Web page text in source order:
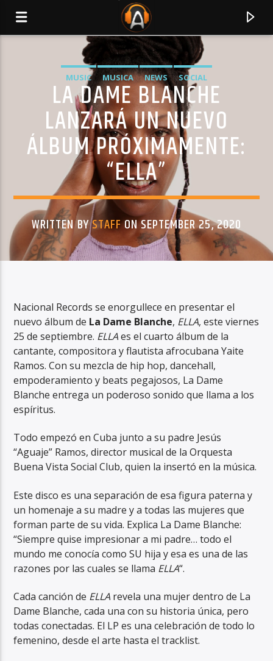
CURRENT TRACK
TITLE
ARTIST
RadioAlternativo Live
MUSIC MUSICA NEWS SOCIAL
LA DAME BLANCHE
LANZARÁ UN NUEVO
ÁLBUM PRÓXIMAMENTE:
“ELLA”
WRITTEN BYSTAFFON SEPTEMBER 25, 2020
Nacional Records se enorgullece en presentar el
nuevo álbum de La Dame Blanche, ELLA, este viernes
25 de septiembre. ELLAes el cuarto álbum de la
cantante, compositora y flautista afrocubana Yaite
Ramos. Con su mezcla de hip hop, dancehall,
empoderamiento y beats pegajosos, La Dame
Blanche entrega un poderoso sonido que llama a los
espíritus.
Todo empezó en Cuba junto a su padre Jesús
“Aguaje” Ramos, director musical de la Orquesta
Buena Vista Social Club, quien la insertó en la música.
Este disco es una separación de esa figura paterna y
un homenaje a su madre y a todas las mujeres que
forman parte de su vida. Explica La Dame Blanche:
“Siempre quise impresionar a mi padre… todo el
mundo me conocía como SU hija y esa es una de las
razones por las cuales se llama ELLA“.
Cada canción de ELLA revela una mujer dentro de La
Dame Blanche, cada una con su historia única, pero
todas conectadas. El LP es una celebración de todo lo
femenino, desde el arte hasta el tracklist.